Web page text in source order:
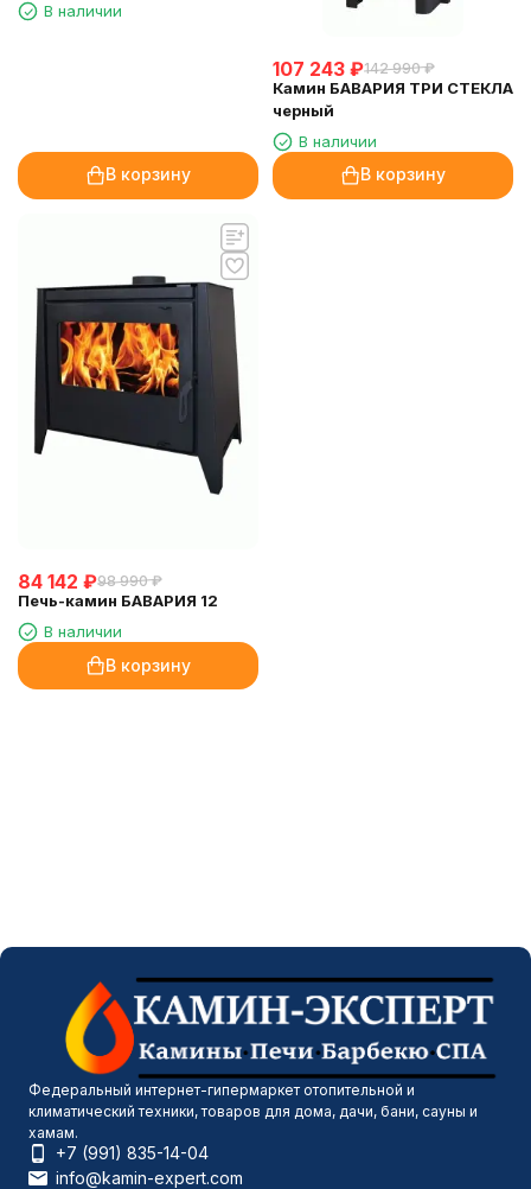
В наличии
В корзину
107 243 ₽142 990 ₽
Камин БАВАРИЯ ТРИ СТЕКЛА
черный
В наличии
В корзину
84 142 ₽98 990 ₽
Печь-камин БАВАРИЯ 12
В наличии
В корзину
Федеральный интернет-гипермаркет отопительной и
климатический техники, товаров для дома, дачи, бани, сауны и
хамам.
+7 (991) 835-14-04
info@kamin-expert.com